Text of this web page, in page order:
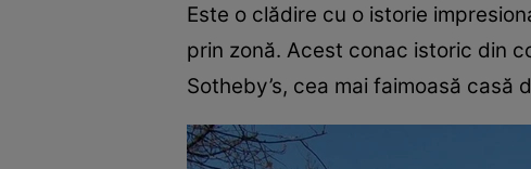
Este o clădire cu o istorie
prin zonă. Acest conac istoric din
Sotheby’s, cea mai faimoasă casă